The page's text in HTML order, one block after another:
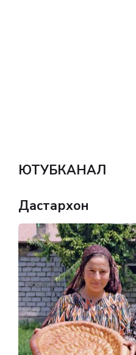
ЮТУБКАНАЛ
Дастархон